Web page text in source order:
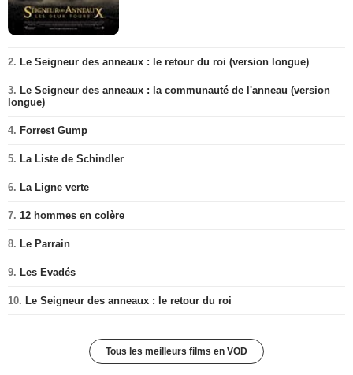
2. Le Seigneur des anneaux : le retour du roi (version longue)
3. Le Seigneur des anneaux : la communauté de l'anneau (version
longue)
4. Forrest Gump
5. La Liste de Schindler
6. La Ligne verte
7. 12 hommes en colère
8. Le Parrain
9. Les Evadés
10. Le Seigneur des anneaux : le retour du roi
Tous les meilleurs films en VOD